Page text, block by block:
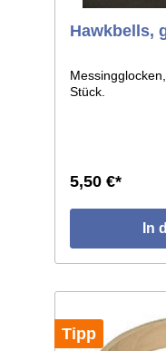
Hawkbells,
Stück.
5,50 €*
In
Tipp